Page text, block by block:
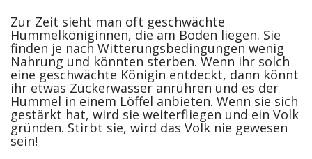
Zur Zeit sieht man oft geschwächte
Hummelköniginnen, die am Boden liegen. Sie
finden je nach Witterungsbedingungen wenig
Nahrung und könnten sterben. Wenn ihr solch
eine geschwächte Königin entdeckt, dann könnt
ihr etwas Zuckerwasser anrühren und es der
Hummel in einem Löffel anbieten. Wenn sie sich
gestärkt hat, wird sie weiterfliegen und ein Volk
gründen. Stirbt sie, wird das Volk nie gewesen
sein!